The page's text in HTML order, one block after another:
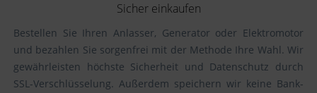
Sicher einkaufen
Bestellen Sie Ihren Anlasser, Generator oder Elektromotor
und bezahlen Sie sorgenfrei mit der Methode Ihre Wahl. Wir
gewährleisten höchste Sicherheit und Datenschutz durch
SSL-Verschlüsselung. Außerdem speichern wir keine Bank-